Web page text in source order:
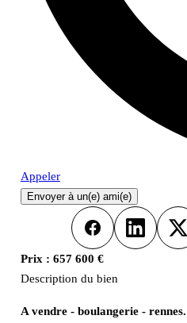
Appeler
Envoyer à un(e) ami(e)
FacebookLinkedInX
Prix : 657 600 €
Description du bien
A vendre - boulangerie - rennes.